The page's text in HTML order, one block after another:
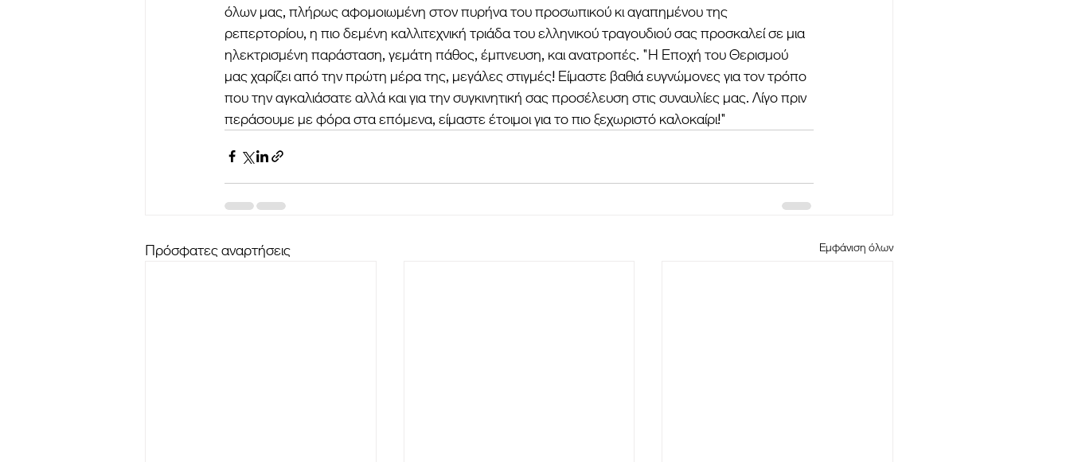
όλων μας, πλήρως αφομοιωμένη στον πυρήνα του προσωπικού κι αγαπημένου της
ρεπερτορίου, η πιο δεμένη καλλιτεχνική τριάδα του ελληνικού τραγουδιού σας προσκαλεί σε μια
ηλεκτρισμένη παράσταση, γεμάτη πάθος, έμπνευση, και ανατροπές. "Η Εποχή του Θερισμού
μας χαρίζει από την πρώτη μέρα της, μεγάλες στιγμές! Είμαστε βαθιά ευγνώμονες για τον τρόπο
που την αγκαλιάσατε αλλά και για την συγκινητική σας προσέλευση στις συναυλίες μας. Λίγο πριν
περάσουμε με φόρα στα επόμενα, είμαστε έτοιμοι για το πιο ξεχωριστό καλοκαίρι!"
Πρόσφατες αναρτήσεις Εμφάνιση όλων